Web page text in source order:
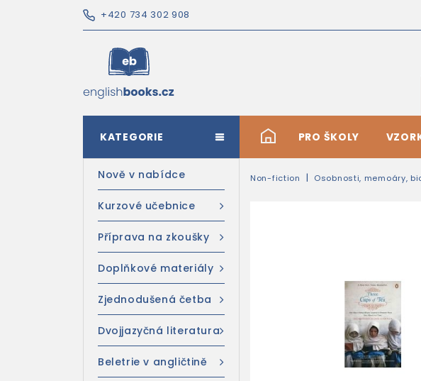
+420 734 302 908
# PRO ŠKOLY
KATEGORIE
Nově v nabídce
Kurzové učebnice
Příprava na zkoušky
Doplňkové materiály
Zjednodušená četba
Dvojjazyčná literatura
Beletrie v angličtině
Non-fiction Osobnosti, memoáry,